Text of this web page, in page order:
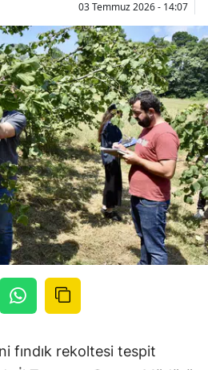
03 Temmuz 2026 - 14:07
fındık rekoltesi tespit